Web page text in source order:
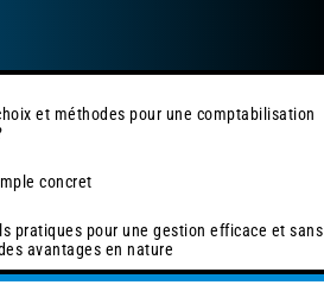
et méthodes pour une comptabilisation
concret
pratiques pour une gestion efficace et sans
avantages en nature